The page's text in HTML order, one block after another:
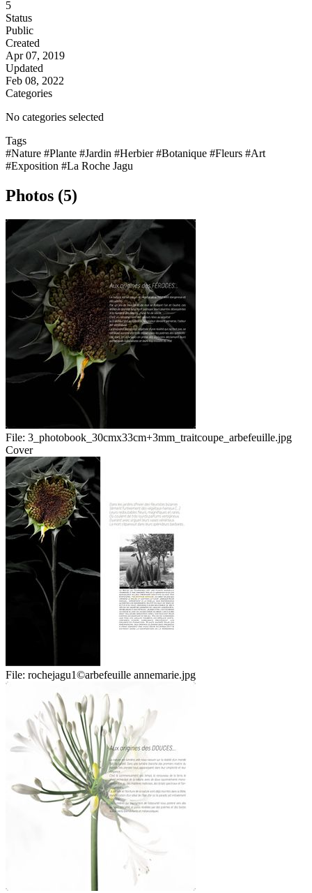
5
Status
Public
Created
Apr 07, 2019
Updated
Feb 08, 2022
Categories
No categories selected
Tags
#Nature #Plante #Jardin #Herbier#Botanique #Fleurs #Art
#Exposition #La Roche Jagu
Photos (5)
File: 3_photobook_30cmx33cm+3mm_traitcoupe_arbefeuille.jpg
Cover
File: rochejagu1©arbefeuille annemarie.jpg